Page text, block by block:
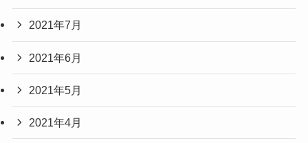
2021年7月
2021年6月
2021年5月
2021年4月